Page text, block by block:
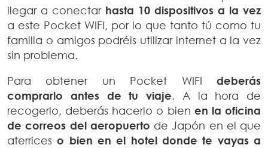
llegar a conectar hasta 10 dispositivos a la vez
a este Pocket WIFI, por lo que tanto tú como tu
familia o amigos podréis utilizar internet a la vez
sin problema.
Para obtener un Pocket WIFI deberás
comprarlo antes de tu viaje. A la hora de
recogerlo, deberás hacerlo o bien en la oficina
de correos del aeropuerto de Japón en el que
aterriceso bien en el hotel donde te vayas a